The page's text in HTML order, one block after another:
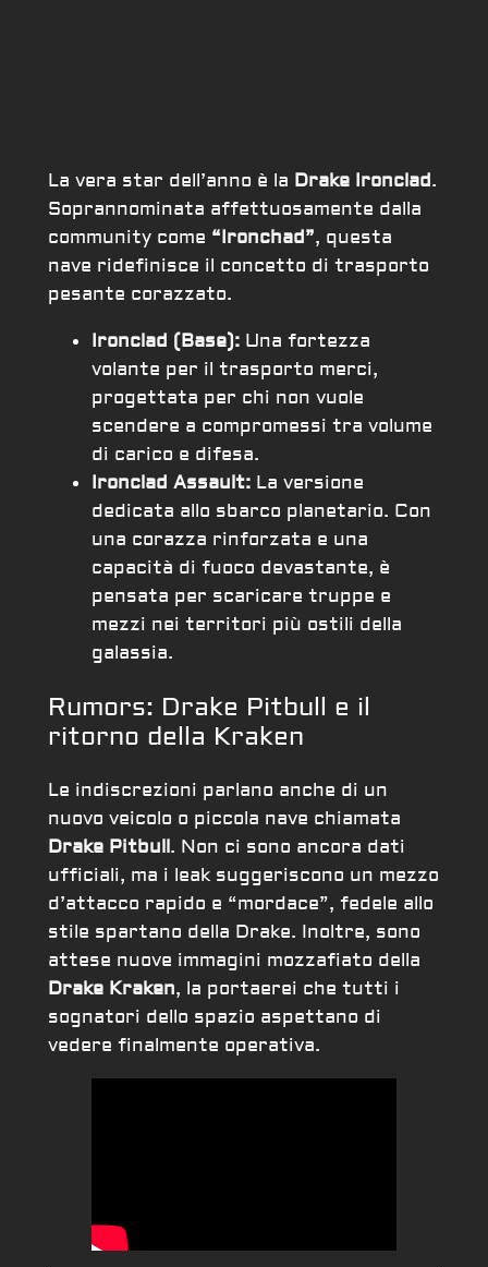
La vera star dell’anno è la Drake Ironclad.
Soprannominata affettuosamente dalla
community come “Ironchad”, questa
nave ridefinisce il concetto di trasporto
pesante corazzato.
Ironclad (Base):Una fortezza
volante per il trasporto merci,
progettata per chi non vuole
scendere a compromessi tra volume
di carico e difesa.
Ironclad Assault:La versione
dedicata allo sbarco planetario. Con
una corazza rinforzata e una
capacità di fuoco devastante, è
pensata per scaricare truppe e
mezzi nei territori più ostili della
galassia.
Rumors: Drake Pitbull e il
ritorno della Kraken
Le indiscrezioni parlano anche di un
nuovo veicolo o piccola nave chiamata
Drake Pitbull. Non ci sono ancora dati
ufficiali, ma i leak suggeriscono un mezzo
d’attacco rapido e “mordace”, fedele allo
stile spartano della Drake. Inoltre, sono
attese nuove immagini mozzafiato della
Drake Kraken, la portaerei che tutti i
sognatori dello spazio aspettano di
vedere finalmente operativa.